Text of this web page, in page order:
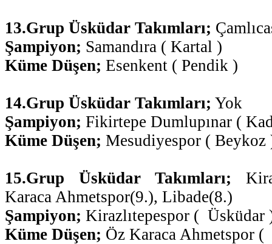
13.Grup Üsküdar Takımları;
Şampiyon; Samandıra ( Kartal )
Küme Düşen; Esenkent ( Pendik )
14.Grup Üsküdar Takımları; Yok
Şampiyon; Fikirtepe Dumlupınar (
Küme Düşen; Mesudiyespor ( Beykoz
15.Grup Üsküdar Takımları;
Karaca Ahmetspor(9.), Libade(8.)
Şampiyon; Kirazlıtepespor ( Üsküdar
Küme Düşen; Öz Karaca Ahmetspor